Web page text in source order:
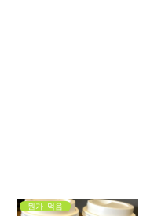
뭔가 먹음